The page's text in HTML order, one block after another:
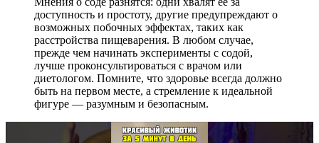
доступность и простоту, другие предупреждают о
возможных побочных эффектах, таких как
расстройства пищеварения. В любом случае,
прежде чем начинать эксперименты с содой,
лучше проконсультироваться с врачом или
диетологом. Помните, что здоровье всегда должно
быть на первом месте, а стремление к идеальной
фигуре — разумным и безопасным.